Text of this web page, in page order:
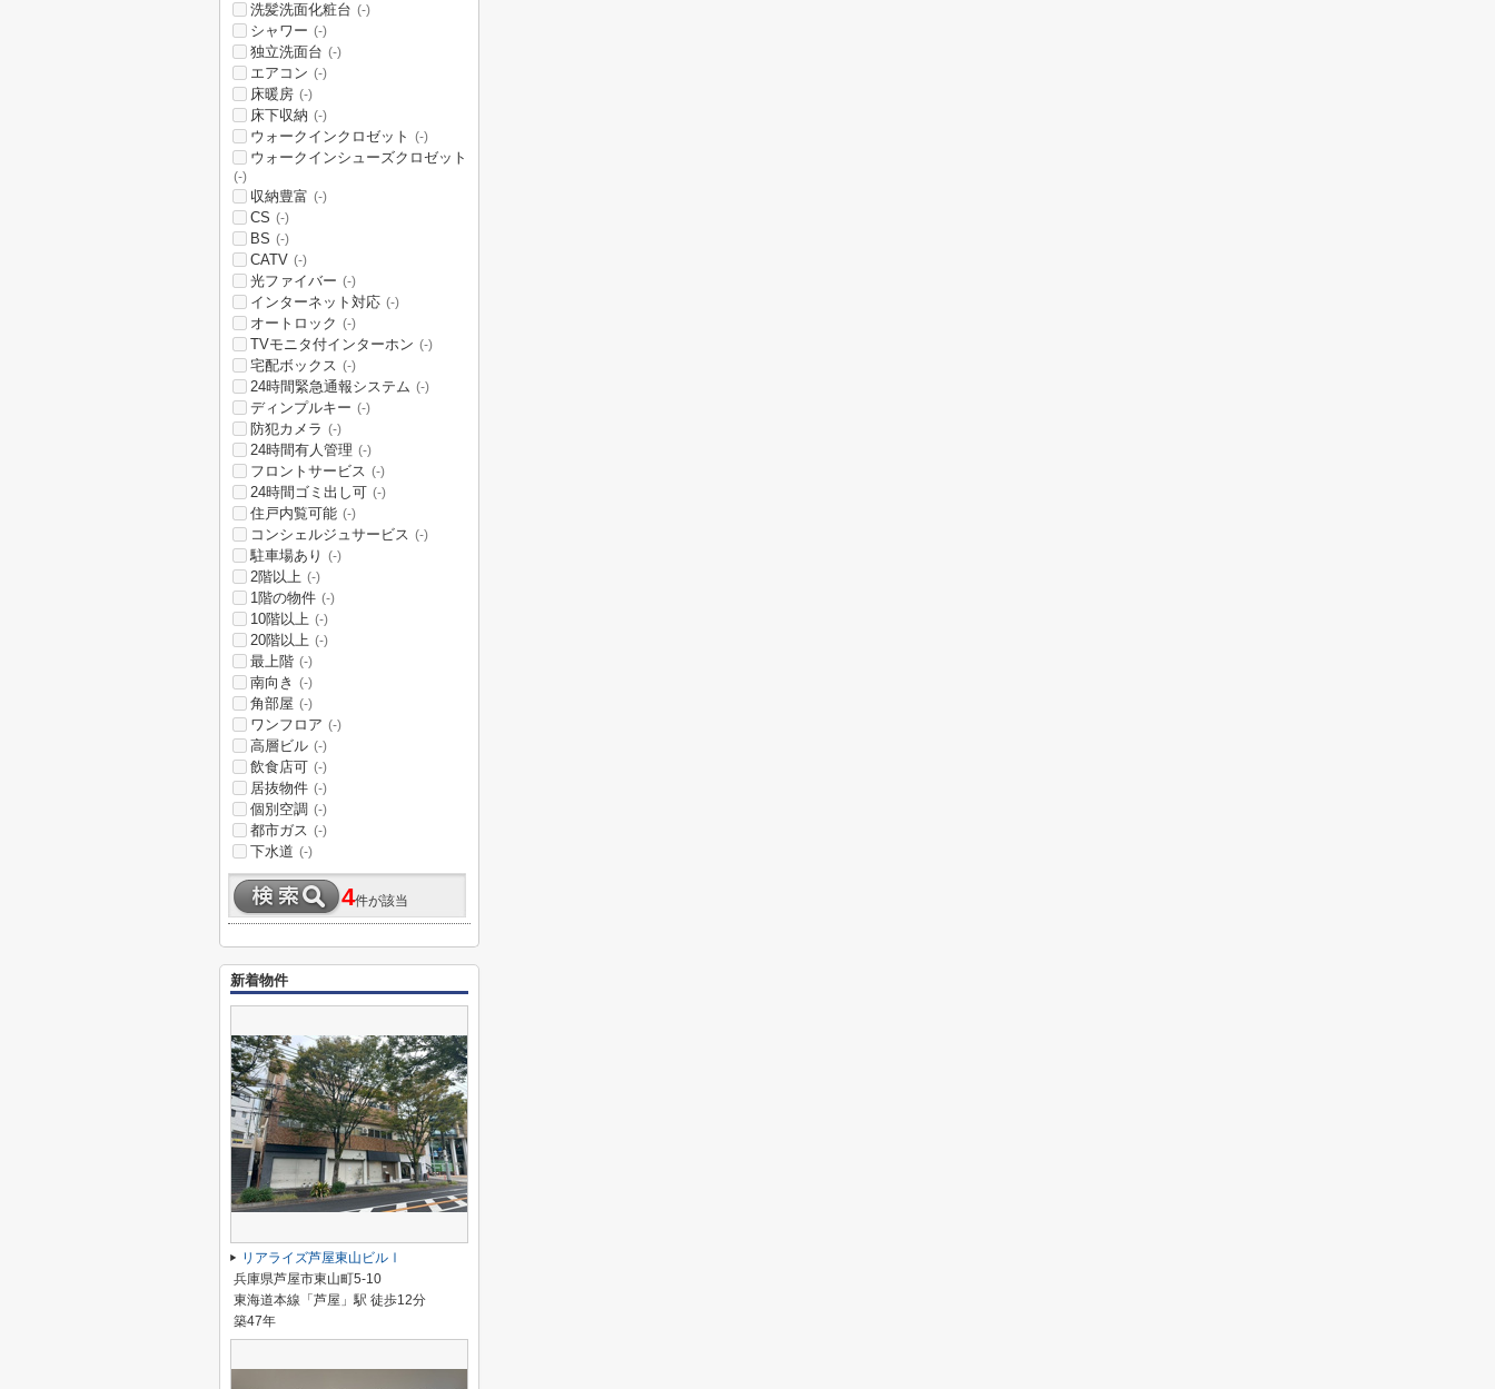
洗髪洗面化粧台 (-)
シャワー (-)
独立洗面台 (-)
エアコン (-)
床暖房 (-)
床下収納 (-)
ウォークインクロゼット (-)
ウォークインシューズクロゼット
(-)
収納豊富 (-)
CS (-)
BS (-)
CATV (-)
光ファイバー (-)
インターネット対応 (-)
オートロック (-)
TVモニタ付インターホン (-)
宅配ボックス (-)
24時間緊急通報システム (-)
ディンプルキー (-)
防犯カメラ (-)
24時間有人管理 (-)
フロントサービス (-)
24時間ゴミ出し可 (-)
住戸内覧可能 (-)
コンシェルジュサービス (-)
駐車場あり (-)
2階以上 (-)
1階の物件 (-)
10階以上 (-)
20階以上 (-)
最上階 (-)
南向き (-)
角部屋 (-)
ワンフロア (-)
高層ビル (-)
飲食店可 (-)
居抜物件 (-)
個別空調 (-)
都市ガス (-)
下水道 (-)
4件が該当
新着物件
リアライズ芦屋東山ビルⅠ
兵庫県芦屋市東山町5-10
東海道本線「芦屋」駅 徒歩12分
築47年